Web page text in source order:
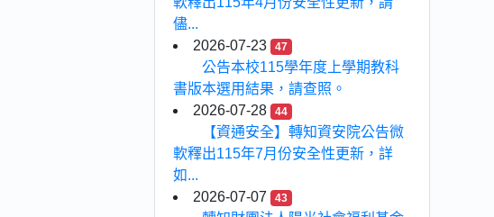
儘...
2026-07-23
47
公告本校115學年度上學期教科
書版本選用結果，請查照。
2026-07-28
44
【資通安全】轉知資安院公告微
軟釋出115年7月份安全性更新，詳
如...
2026-07-07
43